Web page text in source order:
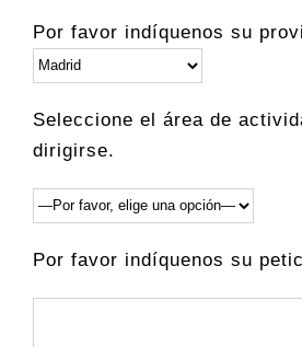
Por favor indíquenos su
Seleccione el área de
dirigirse.
Por favor indíquenos su